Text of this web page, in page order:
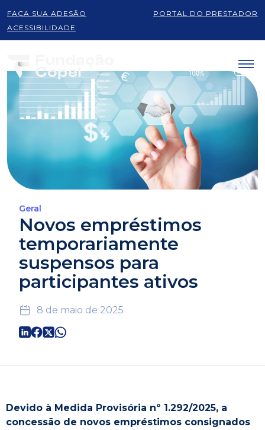
FAÇA SUA ADESÃO
PORTAL DO PRESTADOR
ACESSIBILIDADE
Geral
Novos empréstimos
temporariamente
suspensos para
participantes ativos
8 de maio de 2025
Devido à Medida Provisória nº 1.292/2025, a
concessão de novos empréstimos consignados